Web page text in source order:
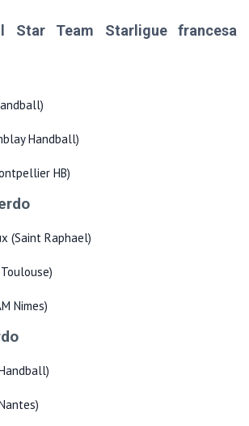
Star Team Starligue francesa
Handball)
HB)
(Saint Raphael)
Nimes)